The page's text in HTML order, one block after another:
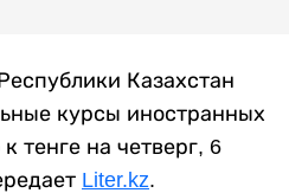
Казахстан
курсы иностранных
тенге на четверг, 6
Liter.kz.